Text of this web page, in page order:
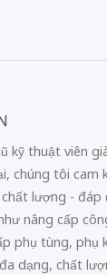
kỹ thuật viên
chúng tôi cam
lượng - đáp
nâng cấp
phụ tùng, phụ
dạng, chất